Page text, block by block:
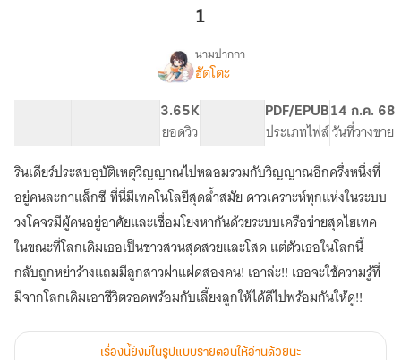
ดวงดาว
เล่ม
1
1
เรื่อง
มิติ
เป็น
ม
เม
อร์
เครือ
ข่าย
ดวงดาว
นามปากกา
ฮัตโตะ
3.65K
ยอดวิว
PDF/EPUB
ประเภทไฟล์
14 ก.ค. 68
วันที่วางขาย
รินเดียร์ประสบอุบัติเหตุวิญญาณไปหลอมรวมกับวิญญาณอีกครึ่งหนึ่งที่
อยู่คนละกาแล็กซี ที่นี่มีเทคโนโลยีสุดล้ำสมัย ดาวเคราะห์ทุกแห่งในระบบ
วงโคจรมีผู้คนอยู่อาศัยและเชื่อมโยงหากันด้วยระบบเครือข่ายสุดไฮเทค
ในขณะที่โลกเดิมเธอเป็นชาวสวนสุดสวยและโสด แต่ตัวเธอในโลกนี้
กลับถูกหย่าร้างแถมมีลูกสาวฝาแฝดสองคน! เอาล่ะ!! เธอจะใช้ความรู้ที่
มีจากโลกเดิมเอาชีวิตรอดพร้อมกับเลี้ยงลูกให้ได้ดีไปพร้อมกันให้ดู!!
เรื่องนี้ยังมีในรูปแบบรายตอนให้อ่านด้วยนะ